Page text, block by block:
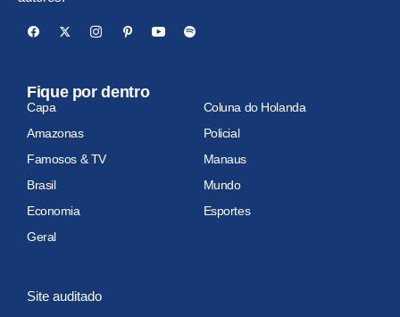
Fique por dentro
Capa
Coluna do Holanda
Amazonas
Policial
Famosos & TV
Manaus
Brasil
Mundo
Economia
Esportes
Geral
Site auditado